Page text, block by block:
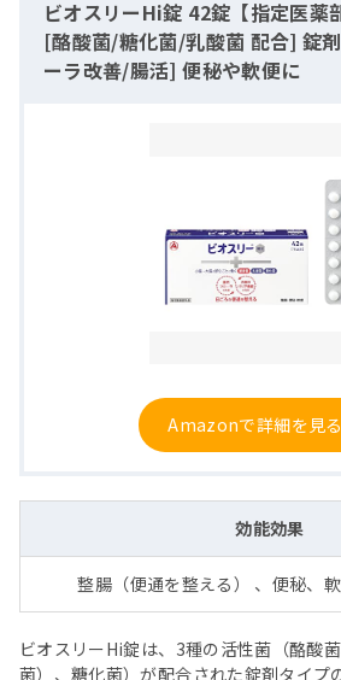
ビオスリーHi錠 42錠【指定医薬
[酪酸菌/糖化菌/乳酸菌 配合] 錠
ーラ改善/腸活] 便秘や軟便に
Amazonで詳細を見る
効能効果
整腸（便通を整える） 、便秘、
ビオスリーHi錠は、3種の活性菌（酪酸
菌）、糖化菌）が配合された錠剤タイプ